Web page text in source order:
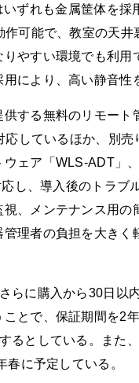
いずれも金属筐体を採
可能で、教室の天井
やすい環境でも利用
により、高い静音性
する無料のリモート
応しているほか、別売
ウェア「WLS-ADT」
し、導入後のトラブ
、メンテナンス用の
理者の負担を大きく
らに購入から30日以
とで、保証期間を2
るとしている。また
春に予定している。